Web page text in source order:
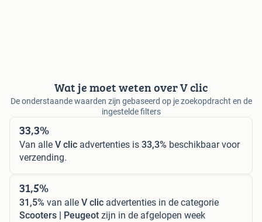
Wat je moet weten over V clic
De onderstaande waarden zijn gebaseerd op je zoekopdracht en de
ingestelde filters
33,3%
Van alle V clic advertenties is 33,3% beschikbaar voor
verzending.
31,5%
31,5% van alle V clic advertenties in de categorie
Scooters | Peugeot zijn in de afgelopen week